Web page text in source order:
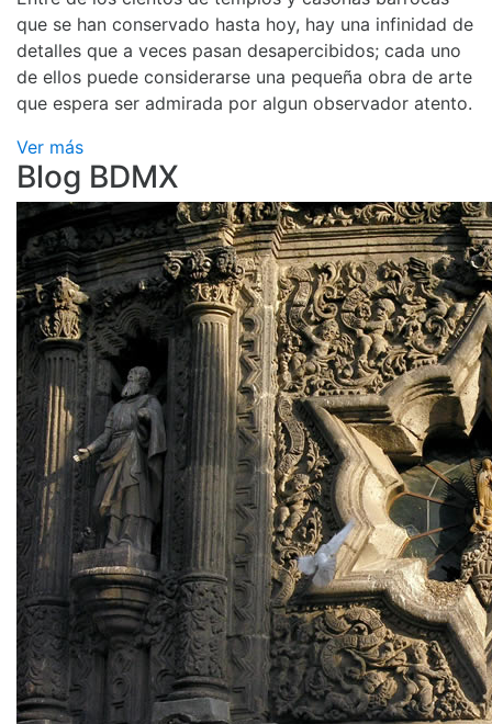
que se han conservado hasta hoy, hay una infinidad de
detalles que a veces pasan desapercibidos; cada uno
de ellos puede considerarse una pequeña obra de arte
que espera ser admirada por algun observador atento.
Ver más
Blog BDMX